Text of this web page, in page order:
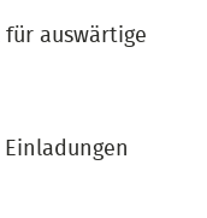
auswärtige